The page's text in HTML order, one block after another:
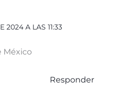
2024 A LAS 11:33
México
Responder